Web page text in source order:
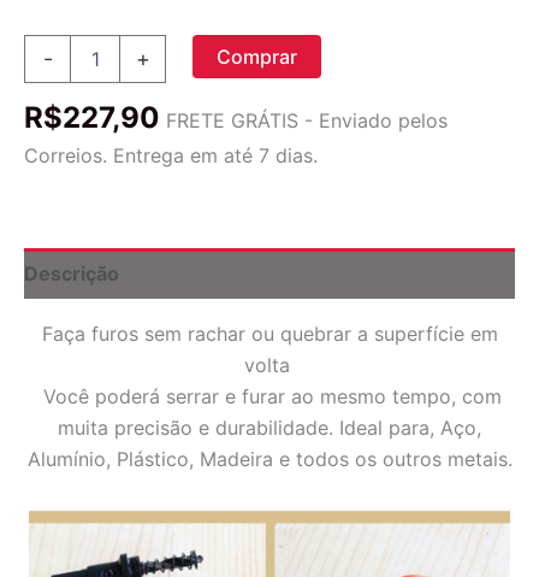
-
Kit
Com
Hand
Tool
+ Comprar
R$227,90 FRETE GRÁTIS - Enviado pelos
Correios. Entrega em até 7 dias.
Descrição
Faça furos sem rachar ou quebrar a superfície em
volta
Você poderá serrar e furar ao mesmo tempo, com
muita precisão e durabilidade. Ideal para, Aço,
Alumínio, Plástico, Madeira e todos os outros metais.